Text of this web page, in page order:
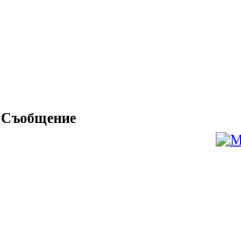
Съобщение